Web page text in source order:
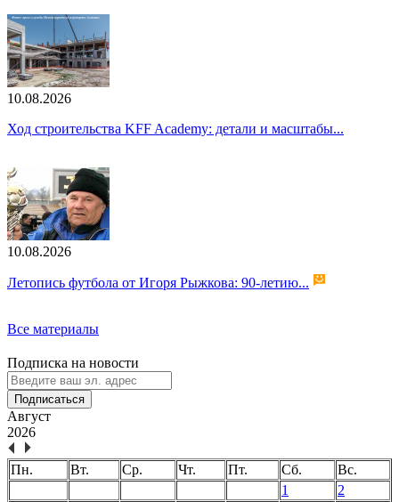
10.08.2026
Ход строительства KFF Academy: детали и масштабы...
10.08.2026
Летопись футбола от Игоря Рыжкова: 90-летию...
Все материалы
Подписка на новости
Подписаться
Август
2026
Пн. Вт. Ср. Чт. Пт. Сб.
Вс.
1
2